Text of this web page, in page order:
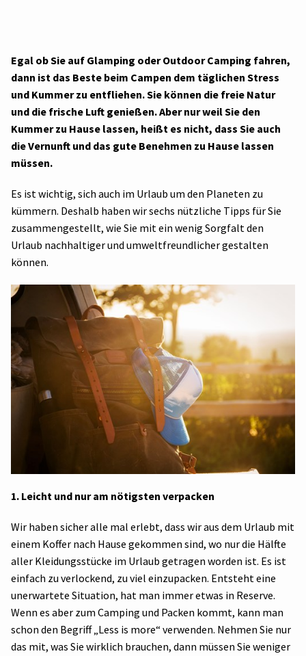
Egal ob Sie auf Glamping oder Outdoor Camping fahren,
dann ist das Beste beim Campen dem täglichen Stress
und Kummer zu entfliehen. Sie können die freie Natur
und die frische Luft genießen. Aber nur weil Sie den
Kummer zu Hause lassen, heißt es nicht, dass Sie auch
die Vernunft und das gute Benehmen zu Hause lassen
müssen.
Es ist wichtig, sich auch im Urlaub um den Planeten zu
kümmern. Deshalb haben wir sechs nützliche Tipps für Sie
zusammengestellt, wie Sie mit ein wenig Sorgfalt den
Urlaub nachhaltiger und umweltfreundlicher gestalten
können.
1. Leicht und nur am nötigsten verpacken
Wir haben sicher alle mal erlebt, dass wir aus dem Urlaub mit
einem Koffer nach Hause gekommen sind, wo nur die Hälfte
aller Kleidungsstücke im Urlaub getragen worden ist. Es ist
einfach zu verlockend, zu viel einzupacken. Entsteht eine
unerwartete Situation, hat man immer etwas in Reserve.
Wenn es aber zum Camping und Packen kommt, kann man
schon den Begriff „Less is more“ verwenden. Nehmen Sie nur
das mit, was Sie wirklich brauchen, dann müssen Sie weniger